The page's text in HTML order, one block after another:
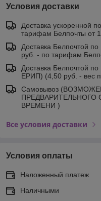
Условия доставки
Доставка ускоренной
тарифам Белпочты от
Доставка Белпочтой
руб. - по тарифам
Доставка Белпочтой
ЕРИП) (4,50 руб. - вес
Самовывоз
ПРЕДВАРИТЕЛЬНОГО
ВРЕМЕНИ )
Все условия доставки
Условия оплаты
Наложенный платеж
Наличными